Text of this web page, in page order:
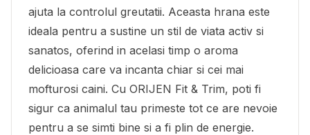
ajuta la controlul greutatii. Aceasta hrana este
ideala pentru a sustine un stil de viata activ si
sanatos, oferind in acelasi timp o aroma
delicioasa care va incanta chiar si cei mai
mofturosi caini. Cu ORIJEN Fit & Trim, poti fi
sigur ca animalul tau primeste tot ce are nevoie
pentru a se simti bine si a fi plin de energie.